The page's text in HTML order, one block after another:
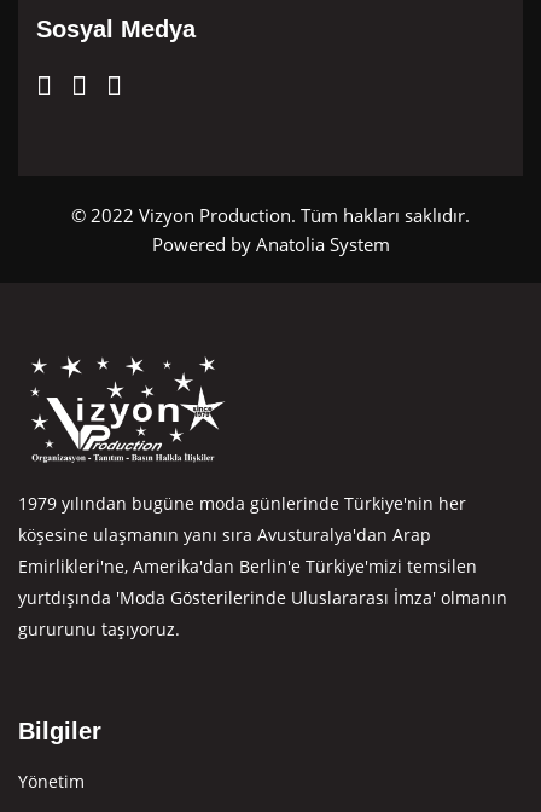
Sosyal Medya
© 2022 Vizyon Production. Tüm hakları saklıdır.
Powered by Anatolia System
1979 yılından bugüne moda günlerinde Türkiye'nin her
köşesine ulaşmanın yanı sıra Avusturalya'dan Arap
Emirlikleri'ne, Amerika'dan Berlin'e Türkiye'mizi temsilen
yurtdışında 'Moda Gösterilerinde Uluslararası İmza' olmanın
gururunu taşıyoruz.
Bilgiler
Yönetim